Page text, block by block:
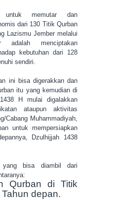
memutar dan
dari 130 Titik Qurban
Lazismu Jember melalui
adalah menciptakan
kebutuhan dari 128
sendiri.
ini bisa digerakkan dan
itu yang kemudian di
H mulai digalakkan
ataupun aktivitas
Cabang Muhammadiyah,
untuk mempersiapkan
Dzulhijjah 1438
bisa diambil dari
Qurban di Titik
depan.